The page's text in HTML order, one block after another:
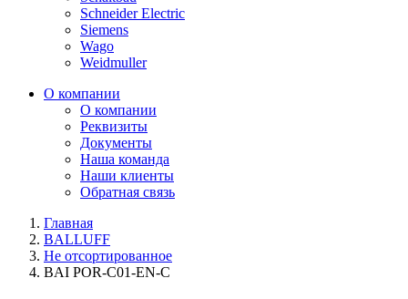
Schneider Electric
Siemens
Wago
Weidmuller
О компании
О компании
Реквизиты
Документы
Наша команда
Наши клиенты
Обратная связь
Главная
BALLUFF
Не отсортированное
BAI POR-C01-EN-C